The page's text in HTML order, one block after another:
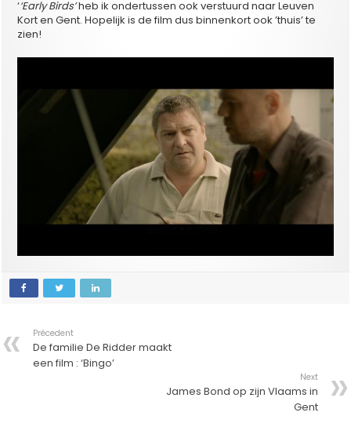
‘‘Early Birds’heb ik ondertussen ook verstuurd naar Leuven
Kort en Gent. Hopelijk is de film dus binnenkort ook ’thuis’ te
zien!
Précedent
De familie De Ridder maakt
een film : ‘Bingo’
Next
James Bond op zijn Vlaams in
Gent